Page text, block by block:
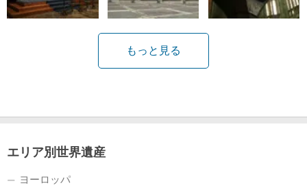
もっと見る
エリア別世界遺産
ヨーロッパ